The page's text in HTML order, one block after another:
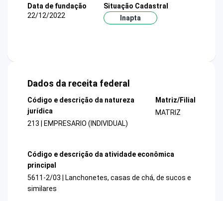
Data de fundação
22/12/2022
Situação Cadastral
Inapta
Dados da receita federal
Código e descrição da natureza
jurídica
213 | EMPRESARIO (INDIVIDUAL)
Matriz/Filial
MATRIZ
Código e descrição da atividade econômica
principal
5611-2/03 | Lanchonetes, casas de chá, de sucos e
similares